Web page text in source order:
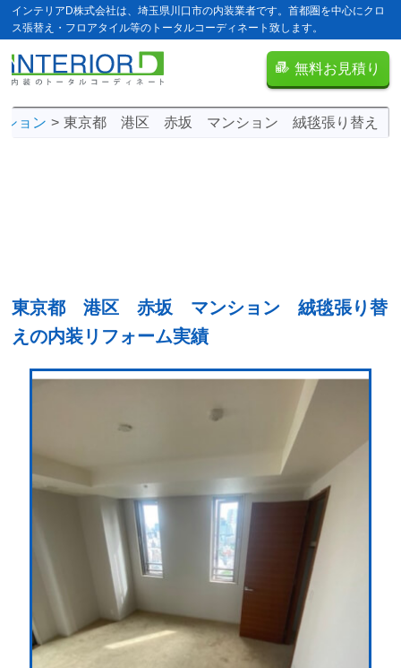
インテリアD株式会社は、埼玉県川口市の内装業者です。首都圏を中心にクロ
ス張替え・フロアタイル等のトータルコーディネート致します。
無料お見積り
ション 東京都 港区 赤坂 マンション 絨毯張り替え
東京都 港区 赤坂 マンション 絨毯張り替
えの内装リフォーム実績